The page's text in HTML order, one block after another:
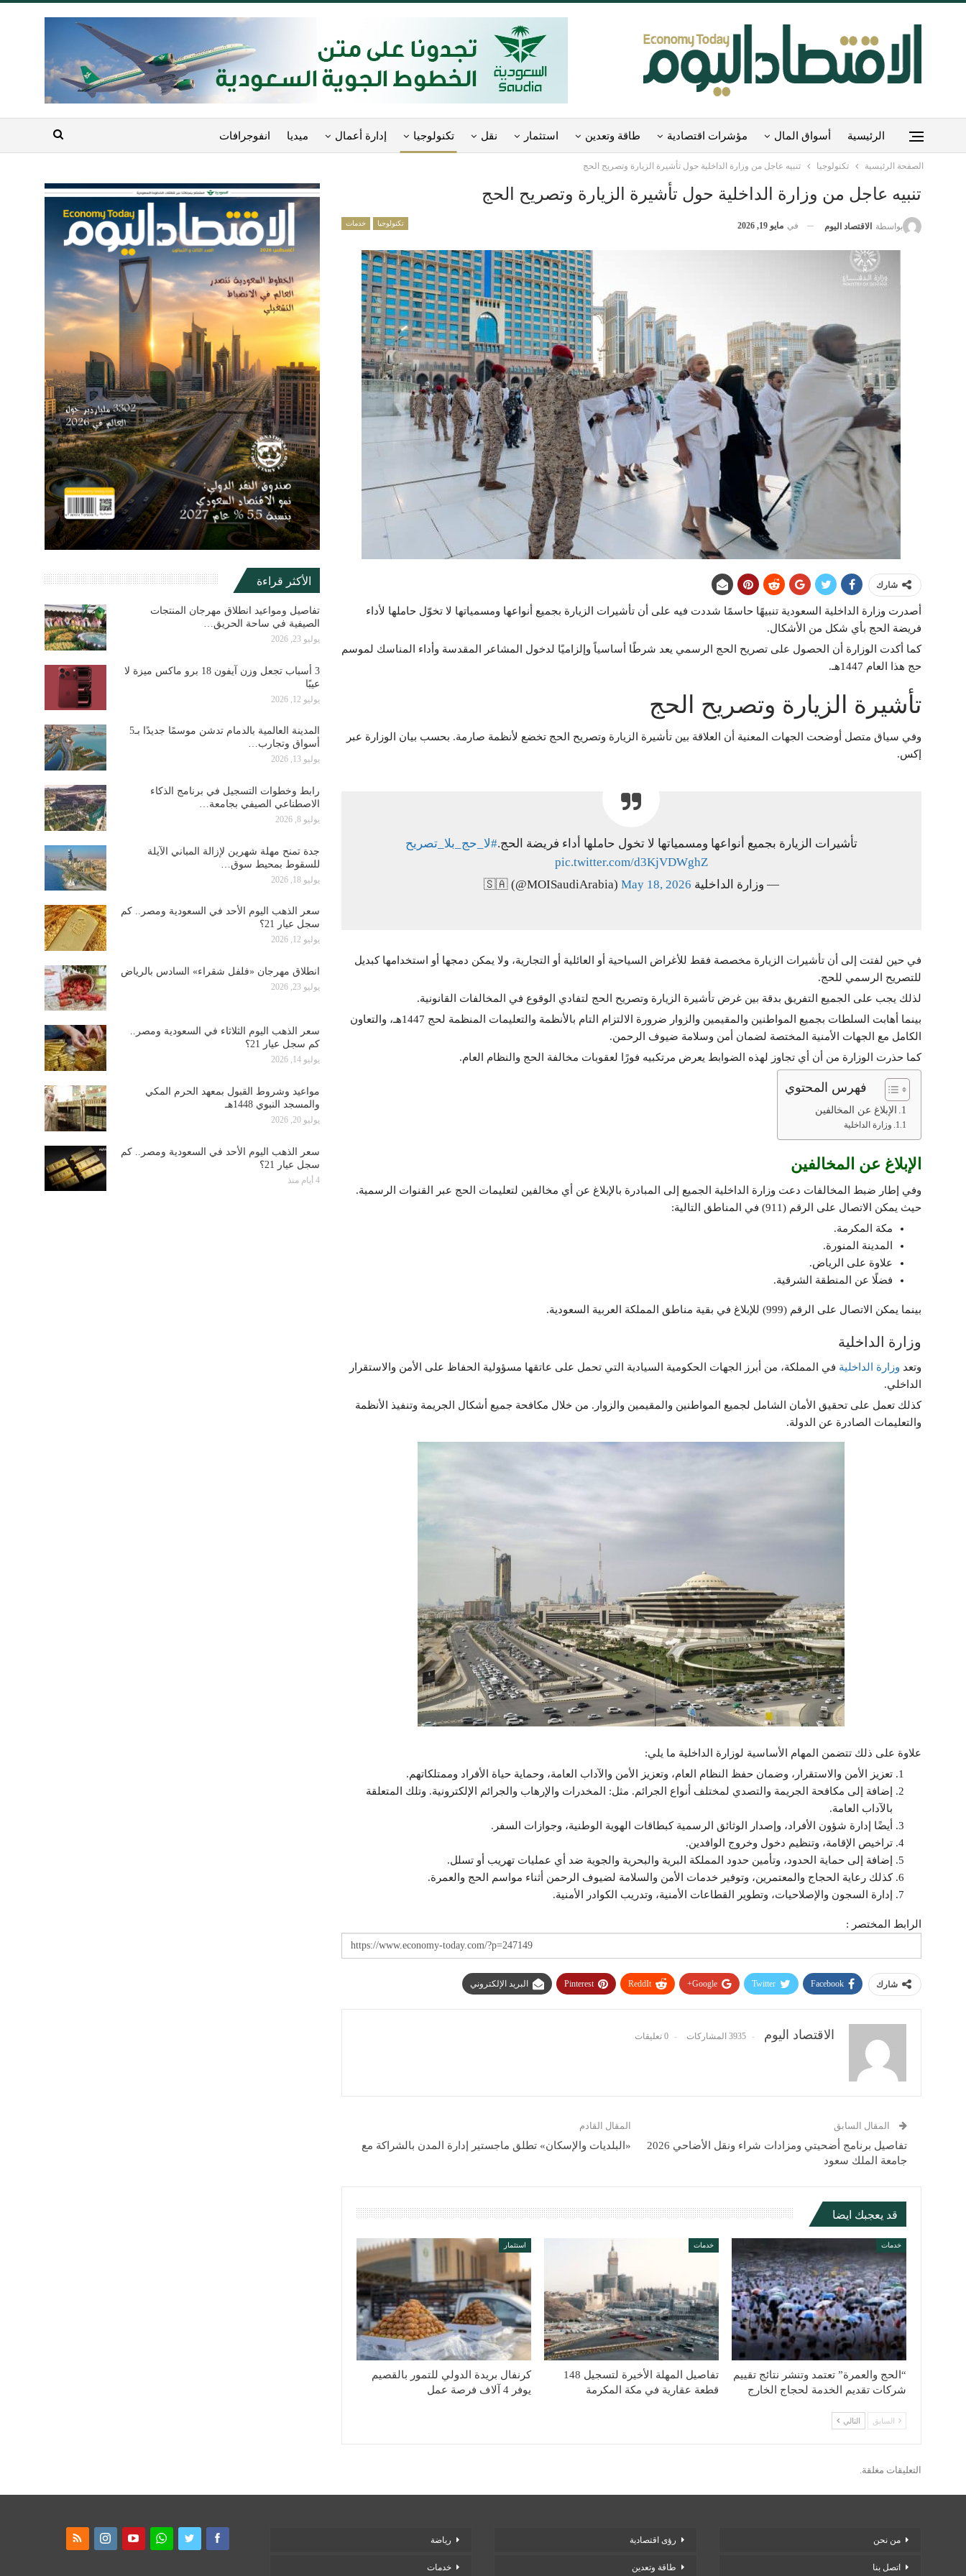
الرئيسية أسواق المال مؤشرات اقتصادية طاقة وتعدين استثمار نقل تكنولوجيا إدارة أعمال ميديا انفوجرافات
الصفحة الرئيسية تكنولوجيا تنبيه عاجل من وزارة الداخلية حول تأشيرة الزيارة وتصريح الحج
تنبيه عاجل من وزارة الداخلية حول تأشيرة الزيارة وتصريح الحج
تكنولوجيا خدمات بواسطة الاقتصاد اليوم في مايو 19, 2026
شارك
أصدرت وزارة الداخلية السعودية تنبيهًا حاسمًا شددت فيه على أن تأشيرات الزيارة بجميع أنواعها ومسمياتها لا تخوّل حاملها لأداء
فريضة الحج بأي شكل من الأشكال.
كما أكدت الوزارة أن الحصول على تصريح الحج الرسمي يعد شرطًا أساسياً وإلزاميًا لدخول المشاعر المقدسة وأداء المناسك لموسم
حج هذا العام 1447هـ.
تأشيرة الزيارة وتصريح الحج
وفي سياق متصل أوضحت الجهات المعنية أن العلاقة بين تأشيرة الزيارة وتصريح الحج تخضع لأنظمة صارمة. بحسب بيان الوزارة عبر
إكس.
تأشيرات الزيارة بجميع أنواعها ومسمياتها لا تخول حاملها أداء فريضة الحج.#لا_حج_بلا_تصريح
pic.twitter.com/d3KjVDWghZ
— وزارة الداخلية 🇸🇦 (@MOISaudiArabia) May 18, 2026
في حين لفتت إلى أن تأشيرات الزيارة مخصصة فقط للأغراض السياحية أو العائلية أو التجارية، ولا يمكن دمجها أو استخدامها كبديل
للتصريح الرسمي للحج.
لذلك يجب على الجميع التفريق بدقة بين غرض تأشيرة الزيارة وتصريح الحج لتفادي الوقوع في المخالفات القانونية.
بينما أهابت السلطات بجميع المواطنين والمقيمين والزوار ضرورة الالتزام التام بالأنظمة والتعليمات المنظمة لحج 1447هـ، والتعاون
الكامل مع الجهات الأمنية المختصة لضمان أمن وسلامة ضيوف الرحمن.
كما حذرت الوزارة من أن أي تجاوز لهذه الضوابط يعرض مرتكبيه فورًا لعقوبات مخالفة الحج والنظام العام.
فهرس المحتوي
الإبلاغ عن المخالفين
وزارة الداخلية
الإبلاغ عن المخالفين
وفي إطار ضبط المخالفات دعت وزارة الداخلية الجميع إلى المبادرة بالإبلاغ عن أي مخالفين لتعليمات الحج عبر القنوات الرسمية.
حيث يمكن الاتصال على الرقم (911) في المناطق التالية:
مكة المكرمة.
المدينة المنورة.
علاوة على الرياض.
فضلًا عن المنطقة الشرقية.
بينما يمكن الاتصال على الرقم (999) للإبلاغ في بقية مناطق المملكة العربية السعودية.
وزارة الداخلية
وتعد وزارة الداخلية في المملكة، من أبرز الجهات الحكومية السيادية التي تحمل على عاتقها مسؤولية الحفاظ على الأمن والاستقرار
الداخلي.
كذلك تعمل على تحقيق الأمان الشامل لجميع المواطنين والمقيمين والزوار. من خلال مكافحة جميع أشكال الجريمة وتنفيذ الأنظمة
والتعليمات الصادرة عن الدولة.
علاوة على ذلك تتضمن المهام الأساسية لوزارة الداخلية ما يلي:
تعزيز الأمن والاستقرار، وضمان حفظ النظام العام، وتعزيز الأمن والآداب العامة، وحماية حياة الأفراد وممتلكاتهم.
إضافة إلى مكافحة الجريمة والتصدي لمختلف أنواع الجرائم. مثل: المخدرات والإرهاب والجرائم الإلكترونية. وتلك المتعلقة
بالآداب العامة.
أيضًا إدارة شؤون الأفراد، وإصدار الوثائق الرسمية كبطاقات الهوية الوطنية، وجوازات السفر.
تراخيص الإقامة، وتنظيم دخول وخروج الوافدين.
إضافة إلى حماية الحدود، وتأمين حدود المملكة البرية والبحرية والجوية ضد أي عمليات تهريب أو تسلل.
كذلك رعاية الحجاج والمعتمرين، وتوفير خدمات الأمن والسلامة لضيوف الرحمن أثناء مواسم الحج والعمرة.
إدارة السجون والإصلاحيات، وتطوير القطاعات الأمنية، وتدريب الكوادر الأمنية.
الرابط المختصر :
شارك Facebook
Twitter
Google+
ReddIt
Pinterest البريد الإلكتروني
الاقتصاد اليوم 3935 المشاركات 0 تعليقات
المقال السابق
تفاصيل برنامج أضحيتي ومزادات شراء ونقل الأضاحي 2026
المقال القادم
«البلديات والإسكان» تطلق ماجستير إدارة المدن بالشراكة مع
جامعة الملك سعود
قد يعجبك ايضا
خدمات
“الحج والعمرة” تعتمد وتنشر نتائج تقييم
شركات تقديم الخدمة لحجاج الخارج
خدمات
تفاصيل المهلة الأخيرة لتسجيل 148
قطعة عقارية في مكة المكرمة
استثمار
كرنفال بريدة الدولي للتمور بالقصيم
يوفر 4 آلاف فرصة عمل
السابق التالي
التعليقات مغلقة.
الأكثر قراءة
تفاصيل ومواعيد انطلاق مهرجان المنتجات
الصيفية في ساحة الحريق…
يوليو 23, 2026
3 أسباب تجعل وزن آيفون 18 برو ماكس ميزة لا
عيبًا
يوليو 12, 2026
المدينة العالمية بالدمام تدشن موسمًا جديدًا بـ5
أسواق وتجارب…
يوليو 13, 2026
رابط وخطوات التسجيل في برنامج الذكاء
الاصطناعي الصيفي بجامعة…
يوليو 8, 2026
جدة تمنح مهلة شهرين لإزالة المباني الآيلة
للسقوط بمحيط سوق…
يوليو 18, 2026
سعر الذهب اليوم الأحد في السعودية ومصر.. كم
سجل عيار 21؟
يوليو 12, 2026
انطلاق مهرجان «فلفل شقراء» السادس بالرياض
يوليو 23, 2026
سعر الذهب اليوم الثلاثاء في السعودية ومصر..
كم سجل عيار 21؟
يوليو 14, 2026
مواعيد وشروط القبول بمعهد الحرم المكي
والمسجد النبوي 1448هـ
يوليو 20, 2026
سعر الذهب اليوم الأحد في السعودية ومصر.. كم
سجل عيار 21؟
4 أيام منذ
من نحن
اتصل بنا
رؤى اقتصادية
طاقة وتعدين
رياضة
خدمات